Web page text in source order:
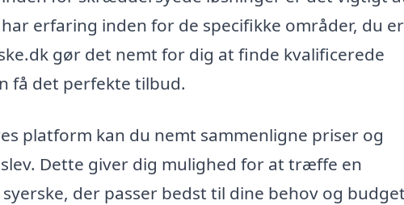
erfaring inden for de specifikke områder, du er
gør det nemt for dig at finde kvalificerede
få det perfekte tilbud.
platform kan du nemt sammenligne priser og
Dette giver dig mulighed for at træffe en
der passer bedst til dine behov og